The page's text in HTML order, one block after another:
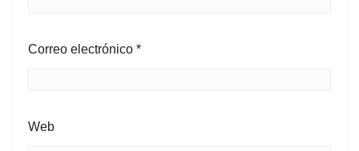
Correo electrónico *
Web